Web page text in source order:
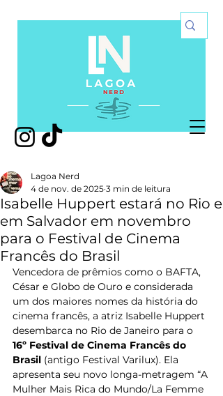
Isabelle Huppert estará no Rio e
em Salvador em novembro
para o Festival de Cinema
Francês do Brasil
Lagoa Nerd
4 de nov. de 2025 3 min de leitura
Vencedora de prêmios como o BAFTA,
César e Globo de Ouro e considerada
um dos maiores nomes da história do
cinema francês, a atriz Isabelle Huppert
desembarca no Rio de Janeiro para o
16º Festival de Cinema Francês do
Brasil (antigo Festival Varilux). Ela
apresenta seu novo longa-metragem “A
Mulher Mais Rica do Mundo/La Femme